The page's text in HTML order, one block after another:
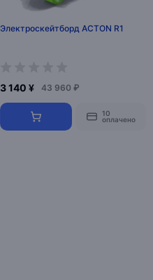
Электроскейтборд ACTON R1
3 140 ¥ 43 960 ₽
10
оплачено